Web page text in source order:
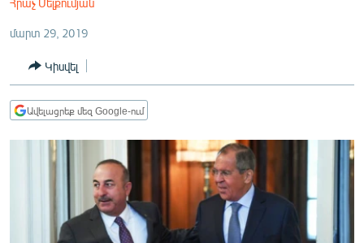
ՏՆՏԵՍՈՒԹՅՈՒՆ
ՂԱՐԱԲԱՂ
ՏԱՐԱԾԱՇՐՋԱՆ
ՄԻՋԱԶԳԱՅԻՆ
ՄՇԱԿՈՒՅԹ
Հրաչ Մելքումյան
մարտ 29, 2019
Կիսվել
Ավելացրեք մեզ Google-ում